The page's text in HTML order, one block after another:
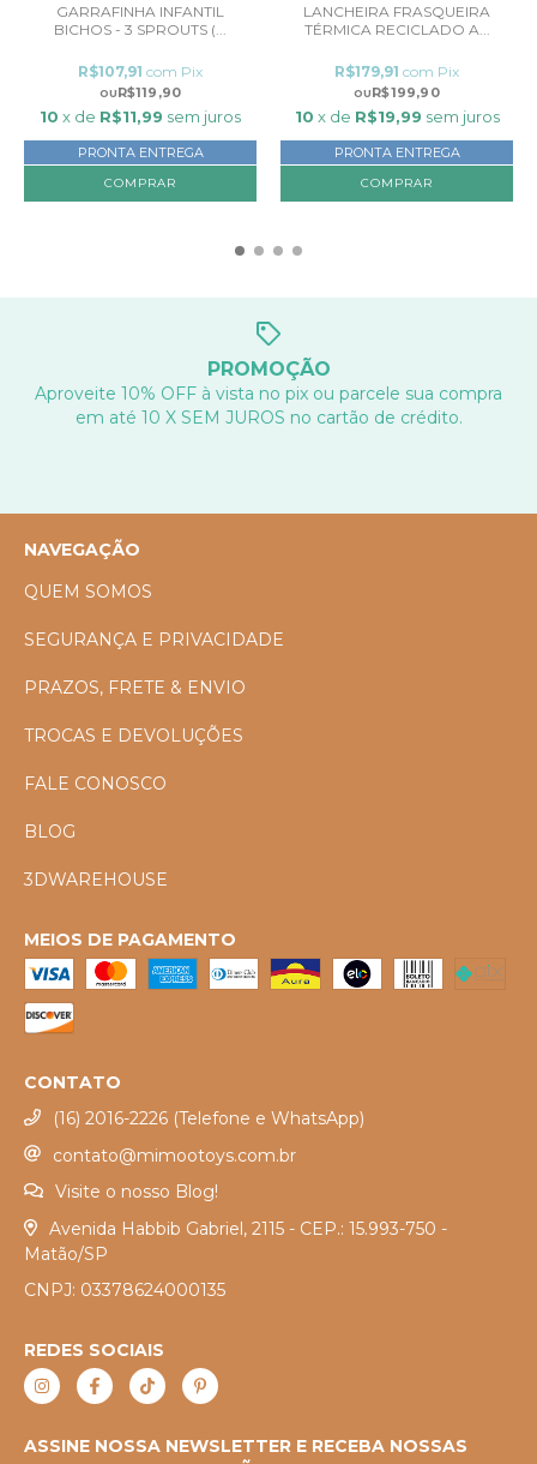
GARRAFINHA INFANTIL
BICHOS - 3 SPROUTS (...
R$119,90
R$107,91 com Pix
10 x de R$11,99 sem juros
PRONTA ENTREGA
COMPRAR
LANCHEIRA FRASQUEIRA
TÉRMICA RECICLADO A...
R$199,90
R$179,91 com Pix
10 x de R$19,99 sem juros
PRONTA ENTREGA
PROMOÇÃO
Aproveite 10% OFF à vista no pix ou parcele sua compra
em até 10 X SEM JUROS no cartão de crédito.
NAVEGAÇÃO
QUEM SOMOS
SEGURANÇA E PRIVACIDADE
PRAZOS, FRETE & ENVIO
TROCAS E DEVOLUÇÕES
FALE CONOSCO
BLOG
3DWAREHOUSE
MEIOS DE PAGAMENTO
CONTATO
(16) 2016-2226 (Telefone e WhatsApp)
contato@mimootoys.com.br
Visite o nosso Blog!
Avenida Habbib Gabriel, 2115 - CEP.: 15.993-750 -
Matão/SP
CNPJ: 03378624000135
REDES SOCIAIS
ASSINE NOSSA NEWSLETTER E RECEBA NOSSAS